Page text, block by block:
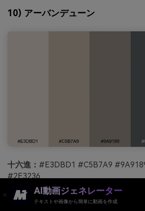
10) アーバンデューン
十六進： #E3DBD1 #C5B7A9
#2E3236
気分：
都会的、バランスの取れた、控
AI動画ジェネレーター
テキストや画像から簡単に動画を作成